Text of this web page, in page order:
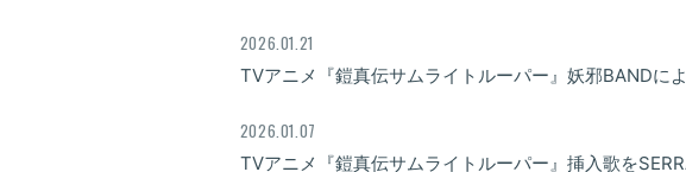
2026.01.21
TVアニメ『鎧真伝サムライトルーパー』妖邪BANDに
2026.01.07
TVアニメ『鎧真伝サムライトルーパー』挿入歌を